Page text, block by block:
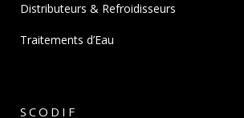
Distributeurs & Refroidisseurs
Traitements d’Eau
SCODIF